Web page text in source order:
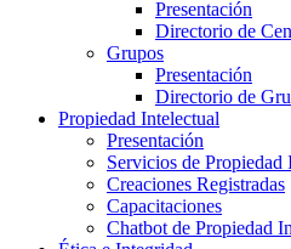
Presentación
Directorio de
Grupos
Presentación
Directorio de
Propiedad Intelectual
Presentación
Servicios de Propiedad
Creaciones Registradas
Capacitaciones
Chatbot de Propiedad